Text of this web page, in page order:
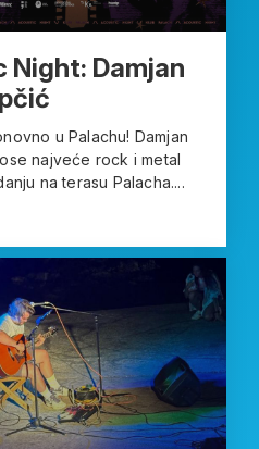
Night: Damjan
u Palachu! Damjan
najveće rock i metal
na terasu Palacha....